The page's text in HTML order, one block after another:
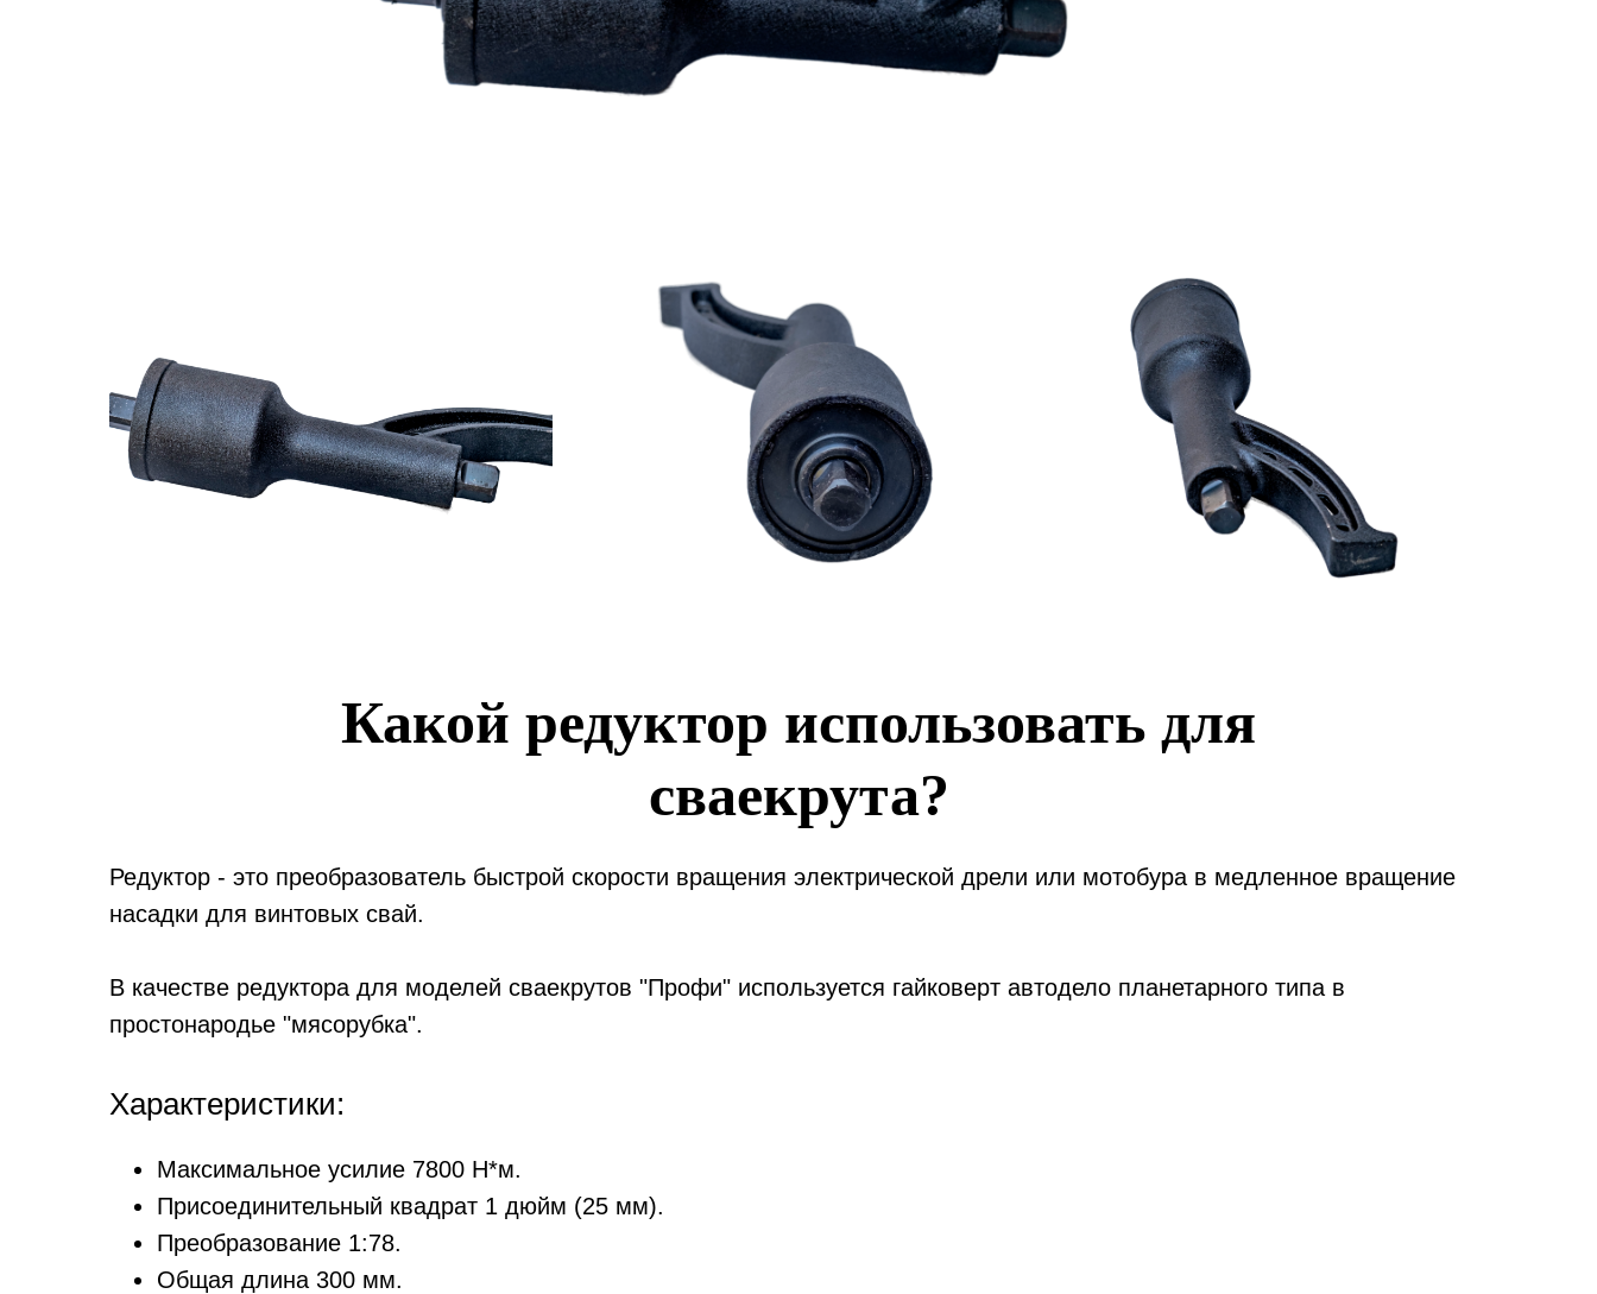
Какой редуктор использовать для
сваекрута?
Редуктор - это преобразователь быстрой скорости вращения электрической дрели или мотобура в медленное вращение
насадки для винтовых свай.
В качестве редуктора для моделей сваекрутов "Профи" используется гайковерт автодело планетарного типа в
простонародье "мясорубка".
Характеристики:
Максимальное усилие 7800 Н*м.
Присоединительный квадрат 1 дюйм (25 мм).
Преобразование 1:78.
Общая длина 300 мм.